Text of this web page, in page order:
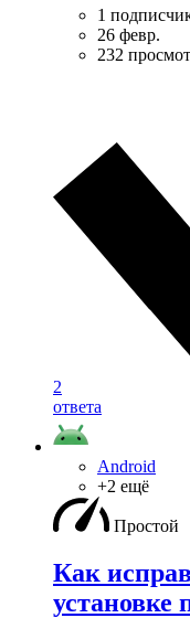
1
26 февр.
232
2
ответа
Android
+2 ещё
Простой
Как
установке